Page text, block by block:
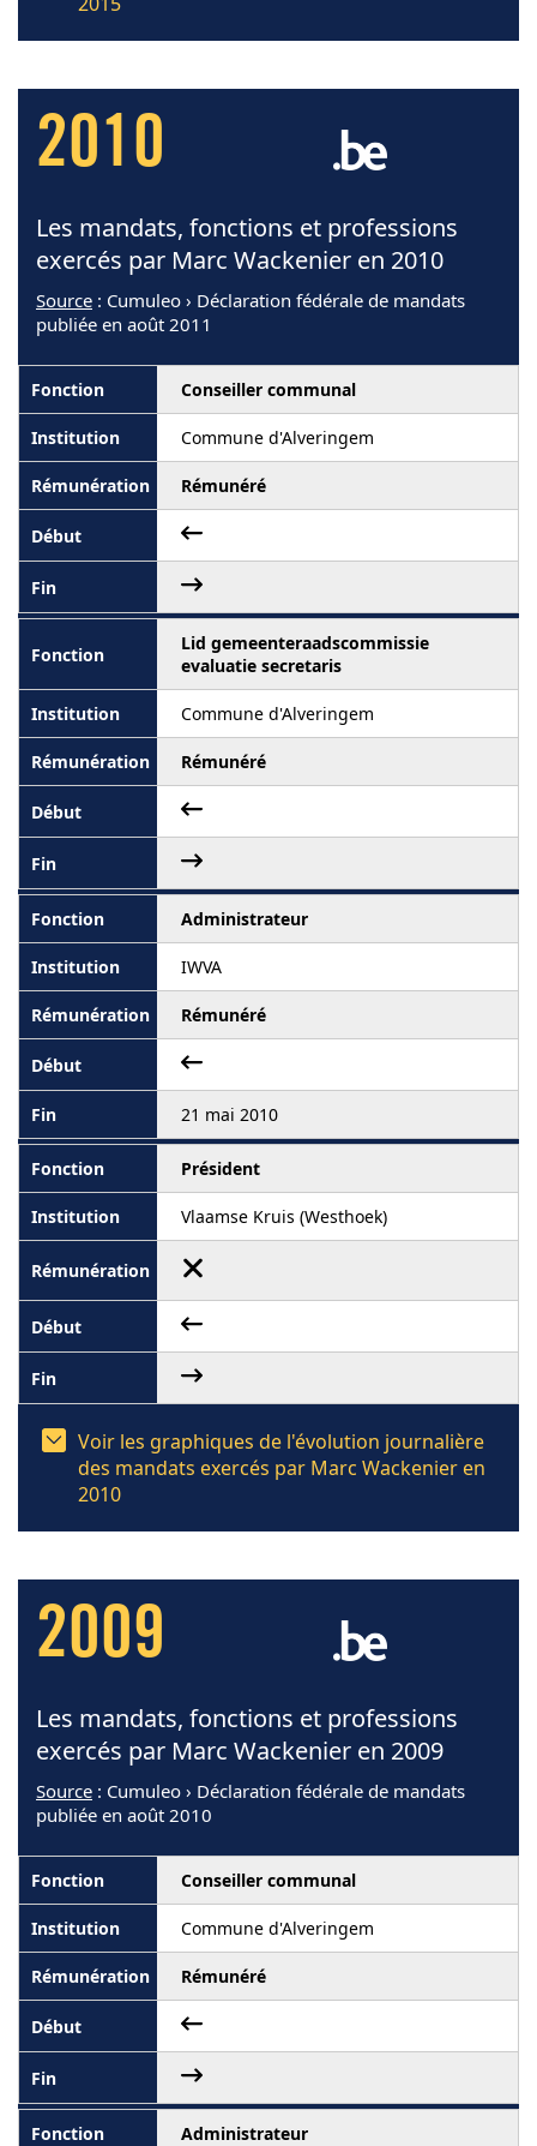
2010
Les mandats, fonctions et professions
exercés par Marc Wackenier en 2010
Source : Cumuleo › Déclaration fédérale de mandats
publiée en août 2011
Conseiller communal
Commune d'Alveringem
Rémunéré
Lid gemeenteraadscommissie
evaluatie secretaris
Commune d'Alveringem
Rémunéré
Administrateur
IWVA
Rémunéré
21 mai 2010
Président
Vlaamse Kruis (Westhoek)
Voir les graphiques de l'évolution journalière
des mandats exercés par Marc Wackenier en
2010
2009
Les mandats, fonctions et professions
exercés par Marc Wackenier en 2009
Source : Cumuleo › Déclaration fédérale de mandats
publiée en août 2010
Conseiller communal
Commune d'Alveringem
Rémunéré
Administrateur